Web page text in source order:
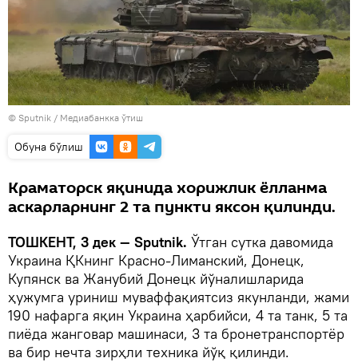
© Sputnik / Медиабанкка ўтиш
Oбуна бўлиш
Краматорск яқинида хорижлик ёлланма
аскарларнинг 2 та пункти яксон қилинди.
ТОШКЕНТ, 3 дек — Sputnik. Ўтган сутка давомида
Украина ҚКнинг Красно-Лиманский, Донецк,
Купянск ва Жанубий Донецк йўналишларида
ҳужумга уриниш муваффақиятсиз якунланди, жами
190 нафарга яқин Украина ҳарбийси, 4 та танк, 5 та
пиёда жанговар машинаси, 3 та бронетранспортёр
ва бир нечта зирҳли техника йўқ қилинди.